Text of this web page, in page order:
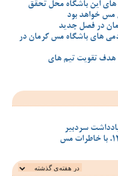
این باشگاه محل تحقق
مس خواهد بود
در فصل جدید
در آکادمی های باشگاه مس کرمان در
هدف تقویت تیم‌ های
سردبیر